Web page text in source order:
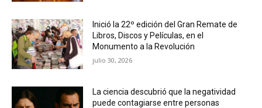
Inició la 22º edición del Gran Remate de
Libros, Discos y Películas, en el
Monumento a la Revolución
julio 30, 2026
La ciencia descubrió que la negatividad
puede contagiarse entre personas